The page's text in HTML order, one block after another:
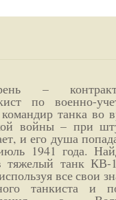
–
по военно-
танка во
войны – при
и его душа
1941 года.
тяжелый танк
все свои
танкиста и